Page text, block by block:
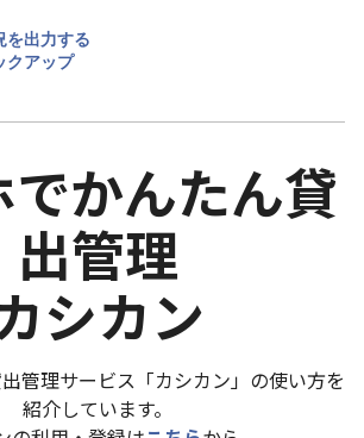
を出力する
クアップ
でかんたん貸
出管理
シカン
管理サービス「カシカン」の使い方を
紹介しています。